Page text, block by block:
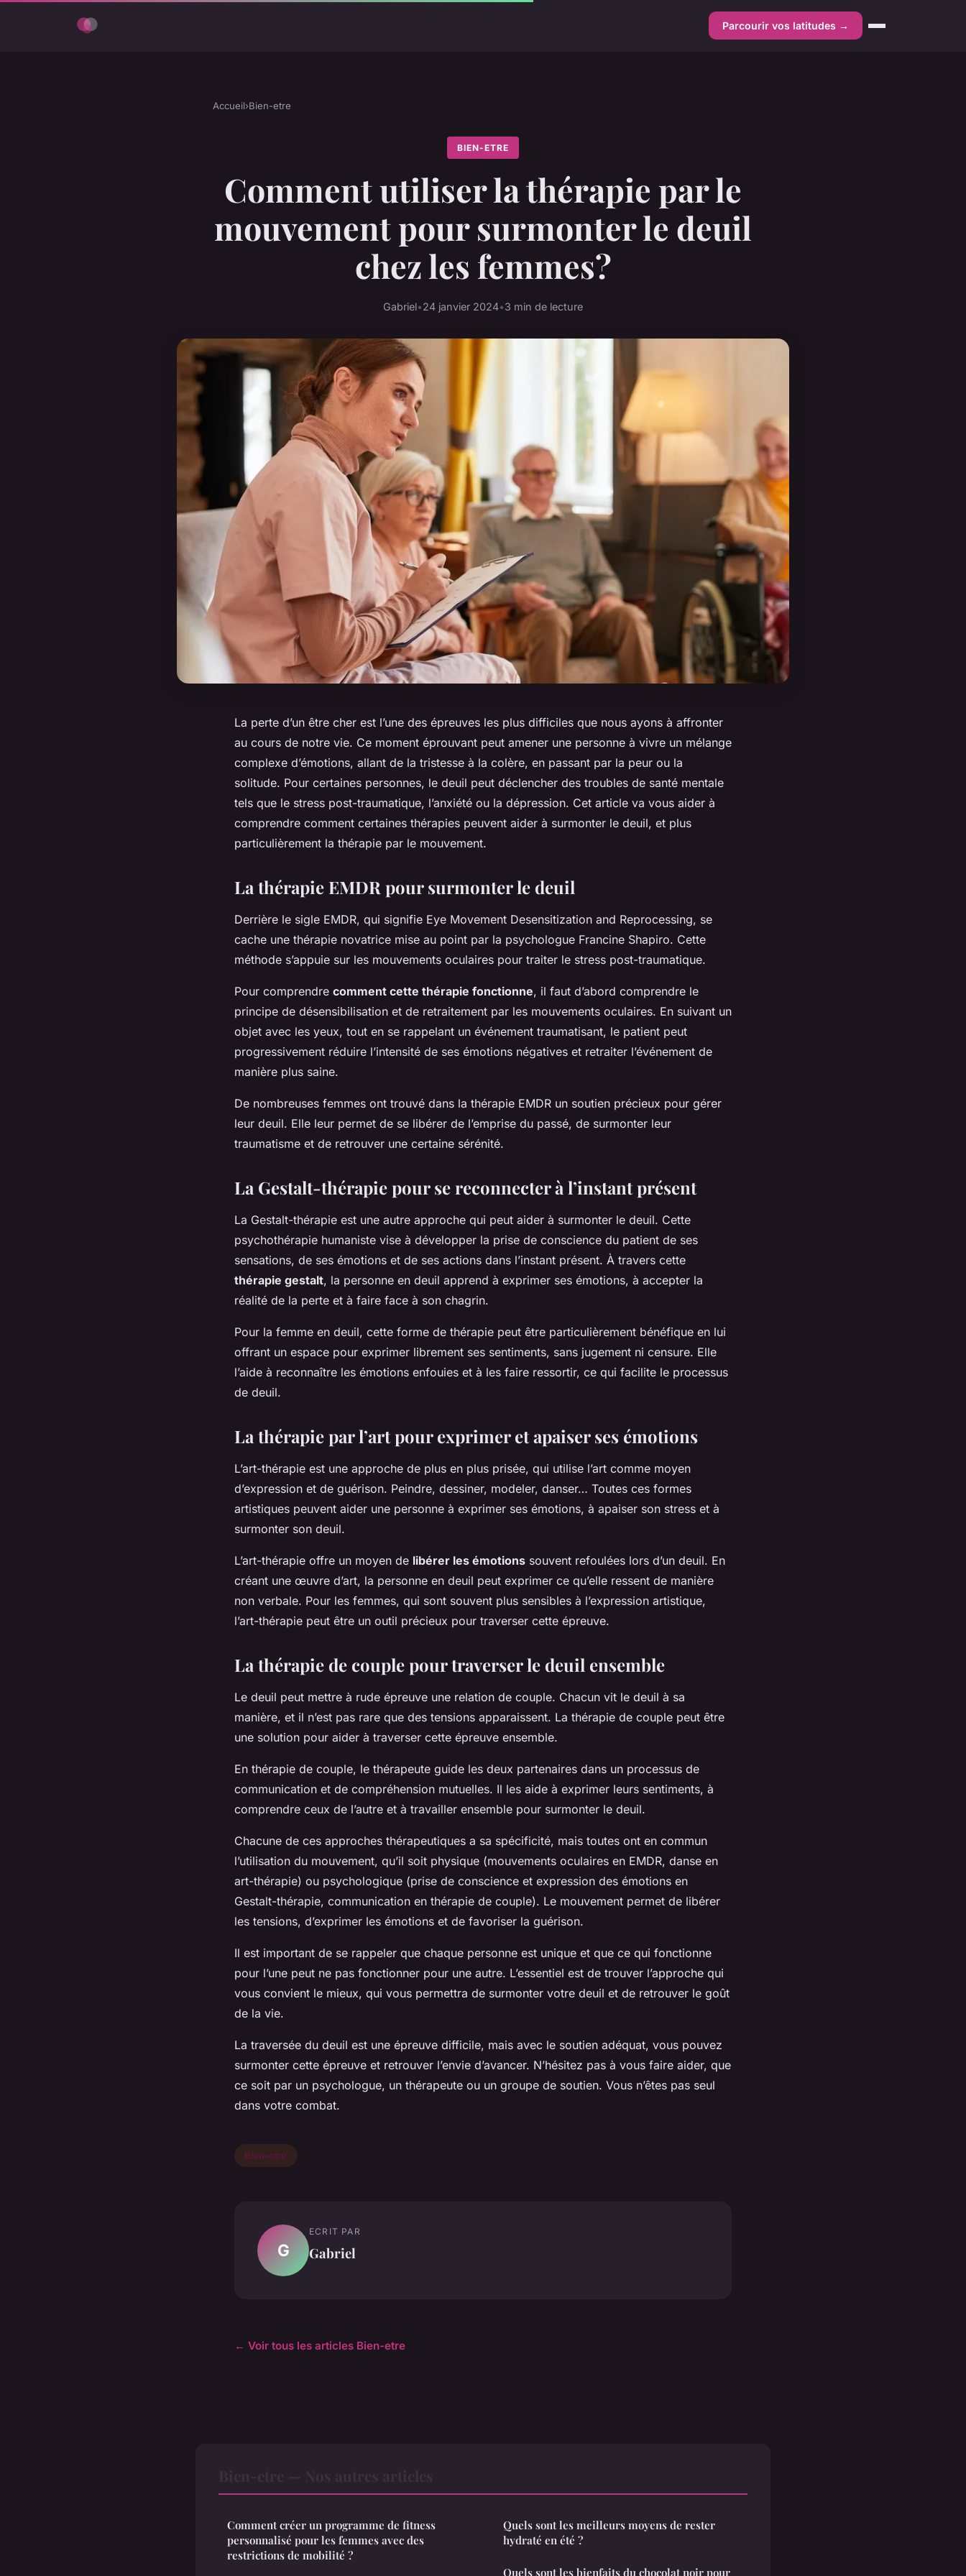
Parcourir vos latitudes →
Accueil›Bien-etre
BIEN-ETRE
Comment utiliser la thérapie par le
mouvement pour surmonter le deuil
chez les femmes?
Gabriel•24 janvier 2024•3 min de lecture
La perte d’un être cher est l’une des épreuves les plus difficiles que nous ayons à affronter
au cours de notre vie. Ce moment éprouvant peut amener une personne à vivre un mélange
complexe d’émotions, allant de la tristesse à la colère, en passant par la peur ou la
solitude. Pour certaines personnes, le deuil peut déclencher des troubles de santé mentale
tels que le stress post-traumatique, l’anxiété ou la dépression. Cet article va vous aider à
comprendre comment certaines thérapies peuvent aider à surmonter le deuil, et plus
particulièrement la thérapie par le mouvement.
La thérapie EMDR pour surmonter le deuil
Derrière le sigle EMDR, qui signifie Eye Movement Desensitization and Reprocessing, se
cache une thérapie novatrice mise au point par la psychologue Francine Shapiro. Cette
méthode s’appuie sur les mouvements oculaires pour traiter le stress post-traumatique.
Pour comprendre comment cette thérapie fonctionne, il faut d’abord comprendre le
principe de désensibilisation et de retraitement par les mouvements oculaires. En suivant un
objet avec les yeux, tout en se rappelant un événement traumatisant, le patient peut
progressivement réduire l’intensité de ses émotions négatives et retraiter l’événement de
manière plus saine.
De nombreuses femmes ont trouvé dans la thérapie EMDR un soutien précieux pour gérer
leur deuil. Elle leur permet de se libérer de l’emprise du passé, de surmonter leur
traumatisme et de retrouver une certaine sérénité.
La Gestalt-thérapie pour se reconnecter à l’instant présent
La Gestalt-thérapie est une autre approche qui peut aider à surmonter le deuil. Cette
psychothérapie humaniste vise à développer la prise de conscience du patient de ses
sensations, de ses émotions et de ses actions dans l’instant présent. À travers cette
thérapie gestalt, la personne en deuil apprend à exprimer ses émotions, à accepter la
réalité de la perte et à faire face à son chagrin.
Pour la femme en deuil, cette forme de thérapie peut être particulièrement bénéfique en lui
offrant un espace pour exprimer librement ses sentiments, sans jugement ni censure. Elle
l’aide à reconnaître les émotions enfouies et à les faire ressortir, ce qui facilite le processus
de deuil.
La thérapie par l’art pour exprimer et apaiser ses émotions
L’art-thérapie est une approche de plus en plus prisée, qui utilise l’art comme moyen
d’expression et de guérison. Peindre, dessiner, modeler, danser… Toutes ces formes
artistiques peuvent aider une personne à exprimer ses émotions, à apaiser son stress et à
surmonter son deuil.
L’art-thérapie offre un moyen de libérer les émotions souvent refoulées lors d’un deuil. En
créant une œuvre d’art, la personne en deuil peut exprimer ce qu’elle ressent de manière
non verbale. Pour les femmes, qui sont souvent plus sensibles à l’expression artistique,
l’art-thérapie peut être un outil précieux pour traverser cette épreuve.
La thérapie de couple pour traverser le deuil ensemble
Le deuil peut mettre à rude épreuve une relation de couple. Chacun vit le deuil à sa
manière, et il n’est pas rare que des tensions apparaissent. La thérapie de couple peut être
une solution pour aider à traverser cette épreuve ensemble.
En thérapie de couple, le thérapeute guide les deux partenaires dans un processus de
communication et de compréhension mutuelles. Il les aide à exprimer leurs sentiments, à
comprendre ceux de l’autre et à travailler ensemble pour surmonter le deuil.
Chacune de ces approches thérapeutiques a sa spécificité, mais toutes ont en commun
l’utilisation du mouvement, qu’il soit physique (mouvements oculaires en EMDR, danse en
art-thérapie) ou psychologique (prise de conscience et expression des émotions en
Gestalt-thérapie, communication en thérapie de couple). Le mouvement permet de libérer
les tensions, d’exprimer les émotions et de favoriser la guérison.
Il est important de se rappeler que chaque personne est unique et que ce qui fonctionne
pour l’une peut ne pas fonctionner pour une autre. L’essentiel est de trouver l’approche qui
vous convient le mieux, qui vous permettra de surmonter votre deuil et de retrouver le goût
de la vie.
La traversée du deuil est une épreuve difficile, mais avec le soutien adéquat, vous pouvez
surmonter cette épreuve et retrouver l’envie d’avancer. N’hésitez pas à vous faire aider, que
ce soit par un psychologue, un thérapeute ou un groupe de soutien. Vous n’êtes pas seul
dans votre combat.
Bien-etre
G
ECRIT PAR
Gabriel
← Voir tous les articles Bien-etre
Comment créer un programme de fitness
personnalisé pour les femmes avec des
restrictions de mobilité ?
Quels sont les meilleurs moyens de rester
hydraté en été ?
Quels sont les bienfaits du chocolat noir pour